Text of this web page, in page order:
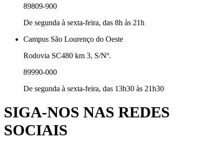
89809-900
De segunda à sexta-feira, das 8h às 21h
Campus São Lourenço do Oeste
Rodovia SC480 km 3, S/Nº.
89990-000
De segunda à sexta-feira, das 13h30 às 21h30
SIGA-NOS NAS REDES
SOCIAIS